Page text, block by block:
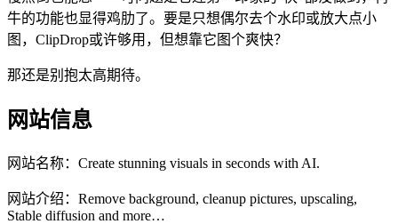
牛的功能也显得鸡肋了。要是只想偶尔去个水印或放大点小
图，ClipDrop或许够用，但想靠它图个爽快？
那还是别抱太高期待。
网站信息
网站名称： Create stunning visuals in seconds with AI.
网站介绍： Remove background, cleanup pictures, upscaling,
Stable diffusion and more…